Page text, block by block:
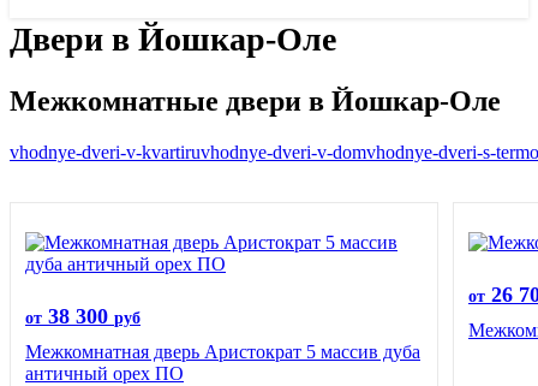
Двери в Йошкар-Оле
Межкомнатные двери в Йошкар-Оле
vhodnye-dveri-v-kvartiruvhodnye-dveri-v-domvhodnye-dveri-s-
от 38 300 руб
Межкомнатная дверь Аристократ 5 массив дуба
античный орех ПО
от 26